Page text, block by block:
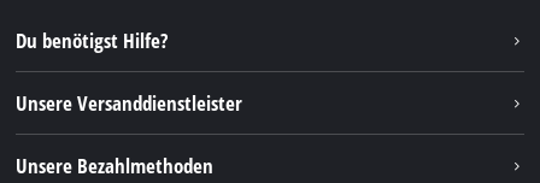
FAQs
Rücksendungen / Widerruf
Verpackungsrichtlinien
Hinweise zur Batterieentsorgung
Instagram
TikTok
Pinterest
Linkedin
Du benötigst Hilfe?
Unsere Versanddienstleister
Unsere Bezahlmethoden